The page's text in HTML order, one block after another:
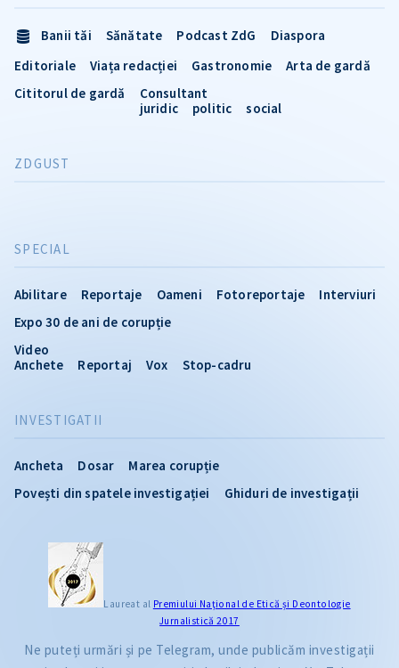
INVESTIGATII
Ancheta Dosar
Marea corupție
Povești din spatele investigației
Ghiduri de investigații
SPECIAL
Abilitare Reportaje Oameni Fotoreportaje
Interviuri
Expo 30 de ani de corupție
Video
Anchete
Reportaj Vox Stop-cadru
Banii tăi Sănătate Podcast ZdG
Diaspora
Editoriale
Viața redacției Gastronomie
Arta de gardă
Cititorul de gardă
Consultant
juridic
politic social
ZDGUST
Laureat al Premiului Naţional de Etică și Deontologie
Jurnalistică 2017
Ne puteți urmări și pe Telegram, unde publicăm investigații